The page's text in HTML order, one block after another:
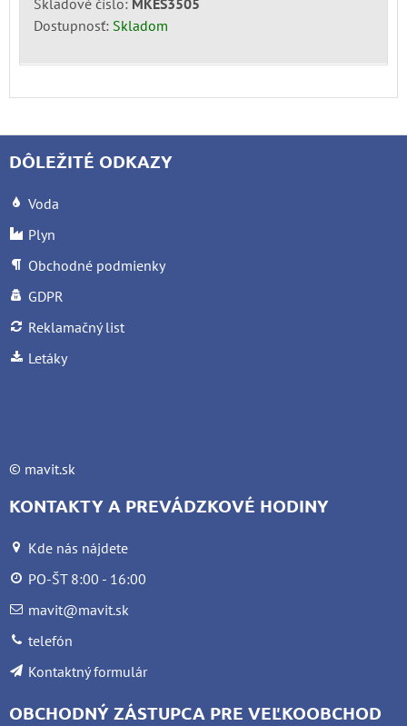
Dostupnosť: Skladom
DÔLEŽITÉ ODKAZY
Voda
Plyn
Obchodné podmienky
GDPR
Reklamačný list
Letáky
© mavit.sk
KONTAKTY A PREVÁDZKOVÉ HODINY
Kde nás nájdete
PO-ŠT 8:00 - 16:00
mavit@mavit.sk
telefón
Kontaktný formulár
OBCHODNÝ ZÁSTUPCA PRE VEĽKOOBCHOD